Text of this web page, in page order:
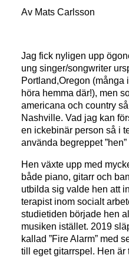
Av Mats Carlsson
Jag fick nyligen upp
ung singer/songwriter
Portland,Oregon (många
höra hemma där!), men
americana och country
Nashville. Vad jag kan
en ickebinär person så i
använda begreppet
Hen växte upp med
både piano, gitarr och
utbilda sig valde hen att
terapist inom socialt
studietiden började hen
musiken istället. 2019
kallad ”Fire Alarm” med
till eget gitarrspel. Hen